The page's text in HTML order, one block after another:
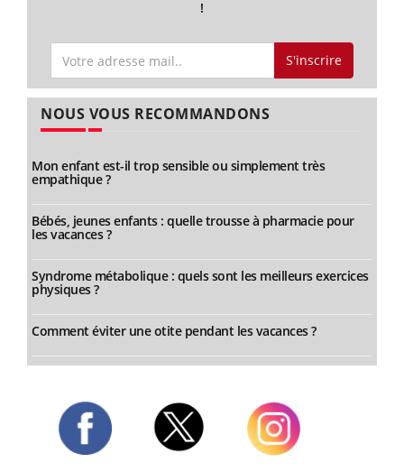
!
S'inscrire
NOUS VOUS RECOMMANDONS
Mon enfant est-il trop sensible ou simplement très
empathique ?
Bébés, jeunes enfants : quelle trousse à pharmacie pour
les vacances ?
Syndrome métabolique : quels sont les meilleurs exercices
physiques ?
Comment éviter une otite pendant les vacances ?